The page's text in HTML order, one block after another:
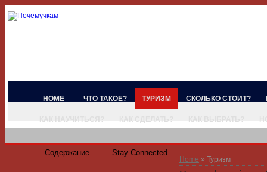
HOME ЧТО ТАКОЕ? ТУРИЗМ СКОЛЬКО СТОИТ?
КАК НАУЧИТЬСЯ? КАК СДЕЛАТЬ? КАК ВЫБРАТЬ?
Содержание Stay Connected
Home » Туризм